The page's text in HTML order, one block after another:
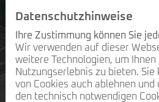
Datenschutzhinweise
Ihre Zustimmung können Sie
Wir verwenden auf dieser
weitere Technologien, um
Nutzungserlebnis zu bieten. Sie
von Cookies auch ablehnen
den technisch notwendigen